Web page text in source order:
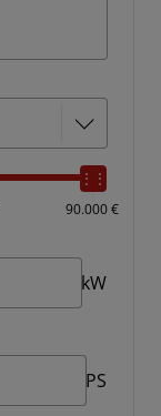
90.000 €
kW
PS